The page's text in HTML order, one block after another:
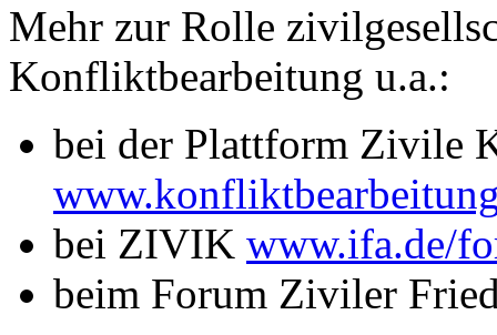
Mehr zur Rolle
Konfliktbearbeitung u.a.:
bei der Plattform Zivile
bei ZIVIK www.ifa.de/
beim Forum Ziviler